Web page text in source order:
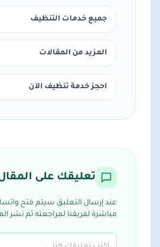
جميع خدمات التنظيف
المزيد من المقالات
احجز خدمة تنظيف الآن
تعليقك على
عند إرسال التعليق سيتم فتح
مباشرة لفريقنا لمراجعته ثم نشر